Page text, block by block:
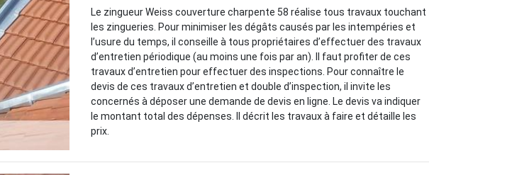
Le zingueur Weiss couverture charpente 58 réalise tous travaux touchant
les zingueries. Pour minimiser les dégâts causés par les intempéries et
l’usure du temps, il conseille à tous propriétaires d’effectuer des travaux
d’entretien périodique (au moins une fois par an). Il faut profiter de ces
travaux d’entretien pour effectuer des inspections. Pour connaître le
devis de ces travaux d’entretien et double d’inspection, il invite les
concernés à déposer une demande de devis en ligne. Le devis va indiquer
le montant total des dépenses. Il décrit les travaux à faire et détaille les
prix.